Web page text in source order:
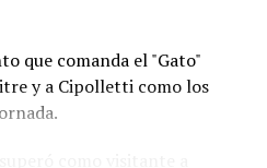
las valoraciones de
que, luego de once fechas
que comanda el "Gato"
y a Cipolletti como los